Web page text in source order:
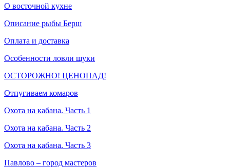
О восточной кухне
Описание рыбы Берш
Оплата и доставка
Особенности ловли щуки
ОСТОРОЖНО! ЦЕНОПАД!
Отпугиваем комаров
Охота на кабана. Часть 1
Охота на кабана. Часть 2
Охота на кабана. Часть 3
Павлово – город мастеров